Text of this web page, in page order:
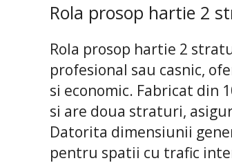
Rola prosop hartie 2
Rola prosop hartie 2
profesional sau casnic,
si economic. Fabricat din
si are doua straturi,
Datorita dimensiunii
pentru spatii cu trafic